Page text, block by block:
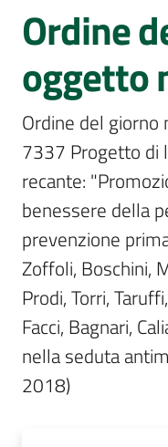
Per
i
media
Per
i
cittadini
Ordine
oggetto
Ordine del giorno
7337 Progetto di
recante:
benessere della
prevenzione
Zoffoli, Boschini,
Prodi, Torri,
Facci, Bagnari,
nella seduta
2018)